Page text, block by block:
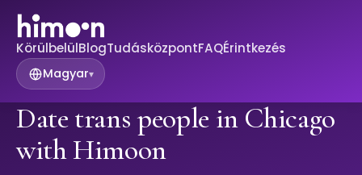
KörülbelülBlogTudásközpontFAQÉrintkezés
Magyar▾
Date trans people in Chicago
with Himoon